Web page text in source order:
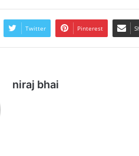
Twitter Pinterest
niraj bhai